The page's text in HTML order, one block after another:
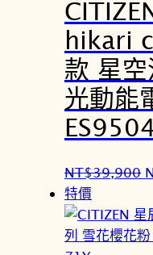
T
$
3
2
,
9
0
hikari
款 星
光動能
NT$39,900
特價